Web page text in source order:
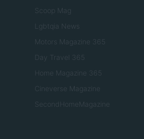
Scoop Mag
Lgbtqia News
Motors Magazine 365
Day Travel 365
Home Magazine 365
Cineverse Magazine
SecondHomeMagazine